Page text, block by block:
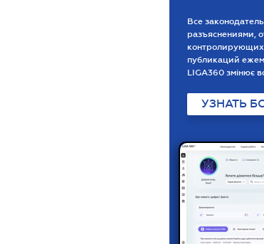
Все
разъяснениями,
публикаций
LIGA360 змінює
УЗНАТЬ